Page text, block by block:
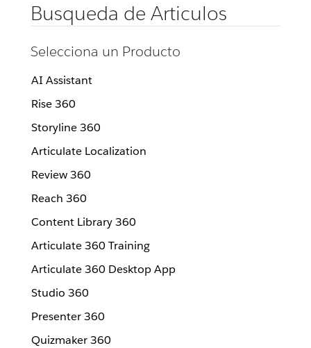
Busqueda de Articulos
Selecciona un Producto
AI Assistant
Rise 360
Storyline 360
Articulate Localization
Review 360
Reach 360
Content Library 360
Articulate 360 Training
Articulate 360 Desktop App
Studio 360
Presenter 360
Quizmaker 360